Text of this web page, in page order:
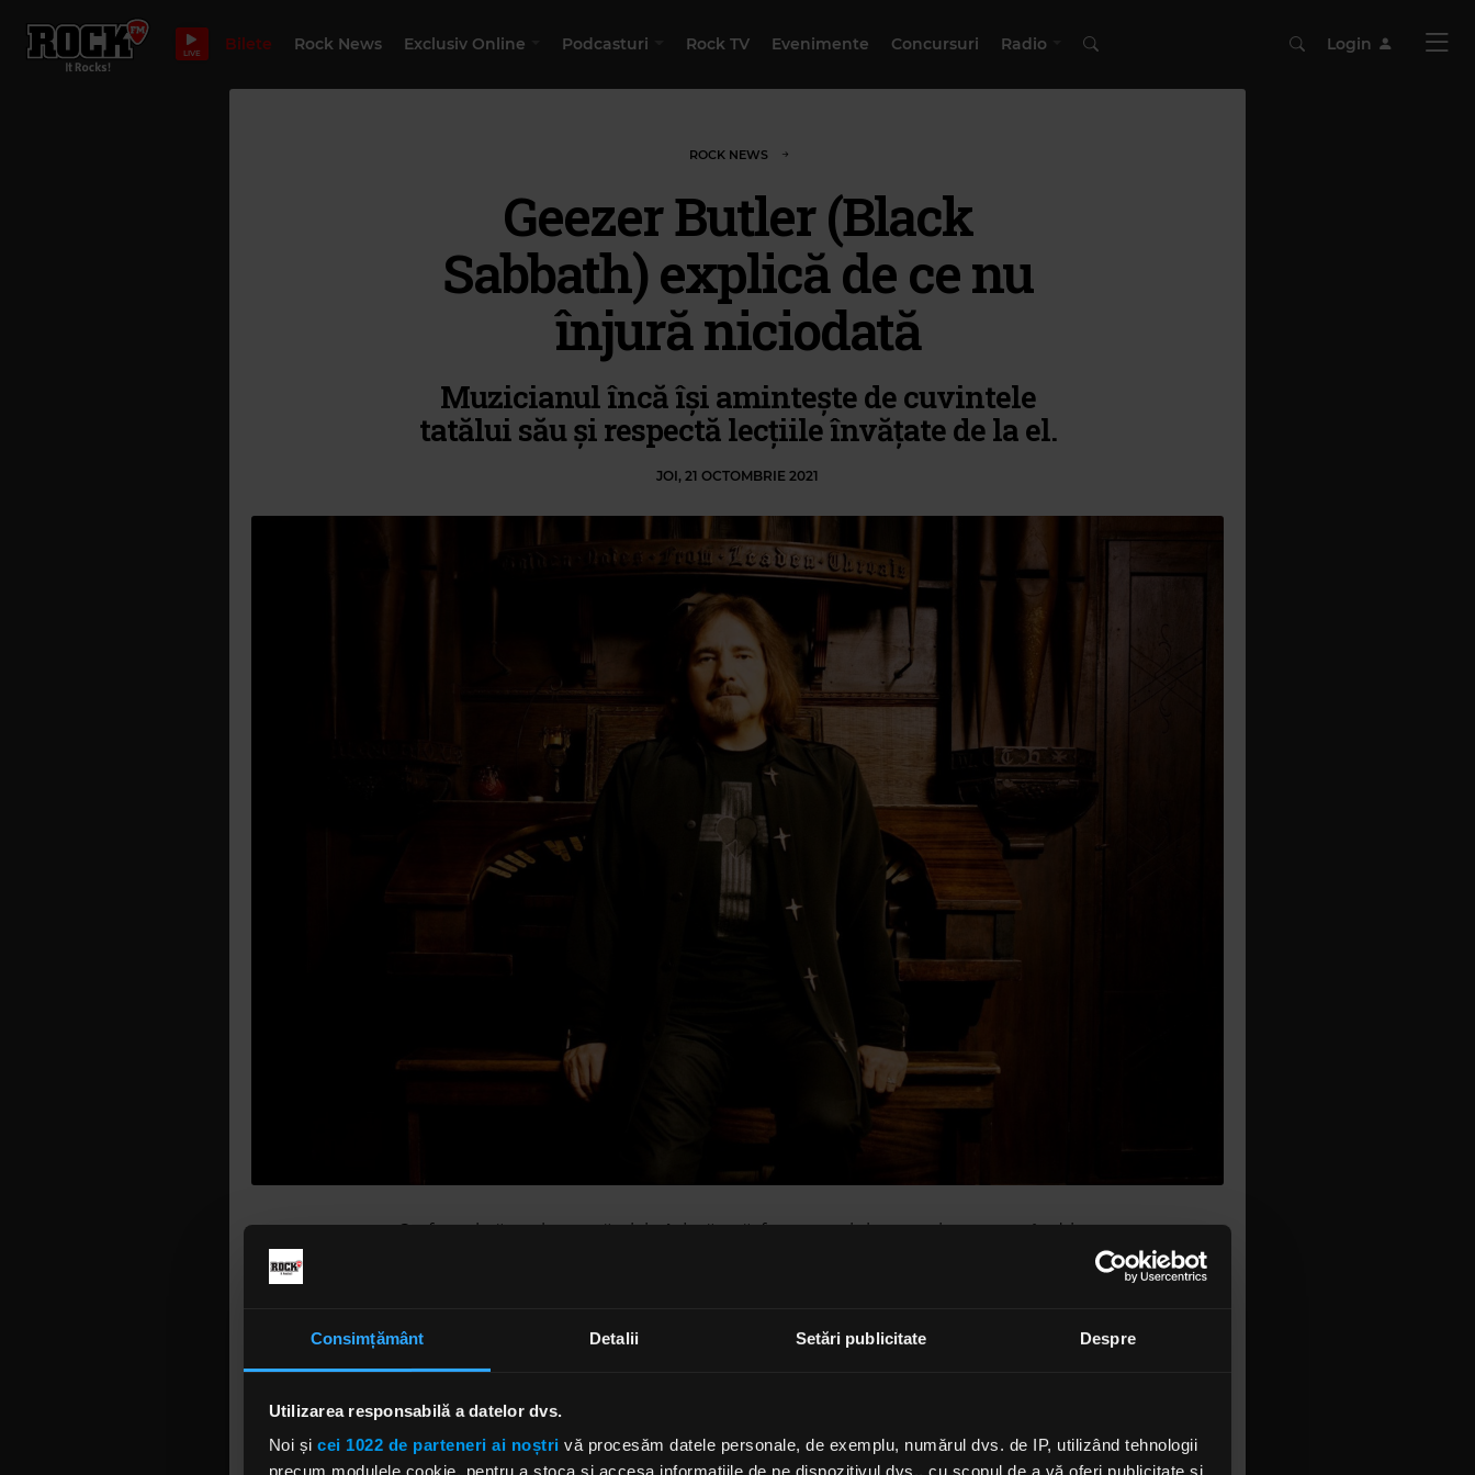
Consimțământ Detalii Setări publicitate Despre
Utilizarea responsabilă a datelor dvs.
Noi și cei 1022 de parteneri ai noștri vă procesăm datele personale, de exemplu, numărul dvs. de IP, utilizând tehnologii
LIVE Bilete Rock News Exclusiv Online Podcasturi Rock TV Evenimente Concursuri Radio Login
ROCK NEWS
Geezer Butler (Black
Sabbath) explică de ce nu
înjură niciodată
Muzicianul încă își amintește de cuvintele
tatălui său și respectă lecțiile învățate de la el.
JOI, 21 OCTOMBRIE 2021
Cu faptul că nu le scapă nicio înjurătură, foarte puțini oameni se pot mândri.
spurcată gură de pe stradă. Apoi, într-o zi, îi strigam pe unii cu nume urâte
etc, și cineva s-a plâns de limbajul meu, iar poliția a venit să mă sperie, la mine
acasă. Tata m-a bătut cu cureaua în ultimul hal. Asta m-a oprit din înjurat,” își